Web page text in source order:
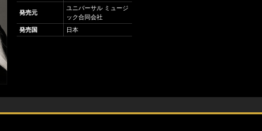
発売元
ユニバーサル ミュージ
ック合同会社
発売国
日本